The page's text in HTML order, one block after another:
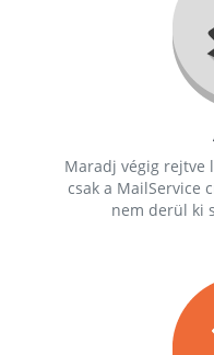
Maradj végig rejtve
csak a MailService
nem derül ki